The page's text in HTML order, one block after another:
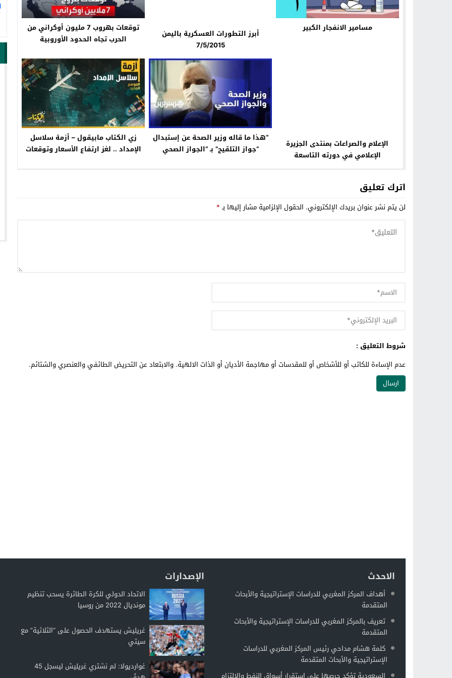
مسامير الانفجار الكبير
أبرز التطورات العسكرية باليمن
7/5/2015
توقعات بهروب 7 مليون أوكراني من
الحرب تجاه الحدود الأوروبية
الإعلام والصراعات بمنتدى الجزيرة
الإعلامي في دورته التاسعة
“هذا ما قاله وزير الصحة عن إستبدال
“جواز التلقيح” بـ “الجواز الصحي
زي الكتاب مابيقول – أزمة سلاسل
الإمداد .. لغز ارتفاع الأسعار وتوقعات
اترك تعليق
لن يتم نشر عنوان بريدك الإلكتروني. الحقول الإلزامية مشار إليها بـ*
شروط التعليق :
عدم الإساءة للكاتب أو للأشخاص أو للمقدسات أو مهاجمة الأديان أو الذات الالهية. والابتعاد عن التحريض الطائفي والعنصري والشتائم.
الاحدث
أهداف المركز المغربي للدراسات الإستراتيجية والأبحاث
المتقدمة
تعريف بالمركز المغربي للدراسات الإستراتيجية والأبحاث
المتقدمة
كلمة هشام مداحي رئيس المركز المغربي للدراسات
الإستراتيجية والأبحاث المتقدمة
الإصدارات
الاتحاد الدولي للكرة الطائرة يسحب تنظيم
مونديال 2022 من روسيا
غريليش يستهدف الحصول على “الثلاثية” مع
سيتي
غوارديولا: لم نشتري غريليش ليسجل 45